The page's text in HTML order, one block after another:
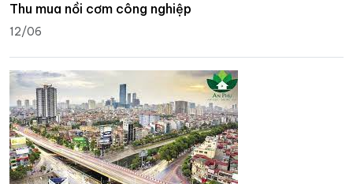
Thu mua nồi cơm công nghiệp
12/06